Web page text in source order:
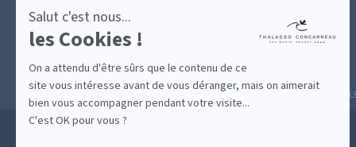
Salut c'est nous...
les Cookies !
On a attendu d'être sûrs que le contenu de ce
site vous intéresse avant de vous déranger, mais on aimerait
bien vous accompagner pendant votre visite...
C'est OK pour vous ?
MESURES D'HYGIÈNE CONDITIONS